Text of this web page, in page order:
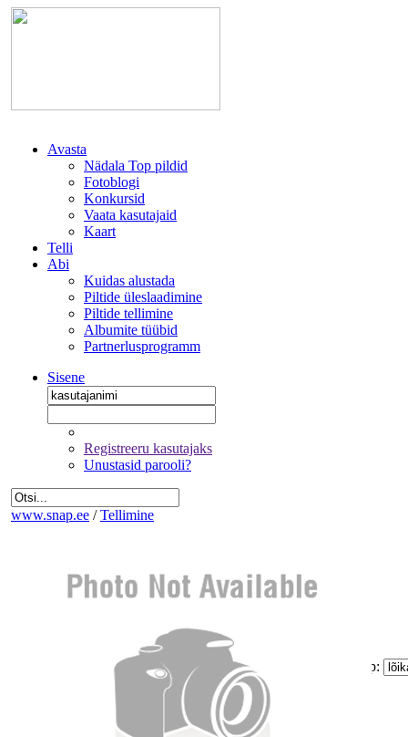
Avasta
Nädala Top pildid
Fotoblogi
Konkursid
Vaata kasutajaid
Kaart
Telli
Abi
Kuidas alustada
Piltide üleslaadimine
Piltide tellimine
Albumite tüübid
Partnerlusprogramm
Sisene
Registreeru kasutajaks
Unustasid parooli?
www.snap.ee / Tellimine
Kogus:
Paberi tüüp:
Lõike tüüp:
Eemalda kõik pildid tellimusest